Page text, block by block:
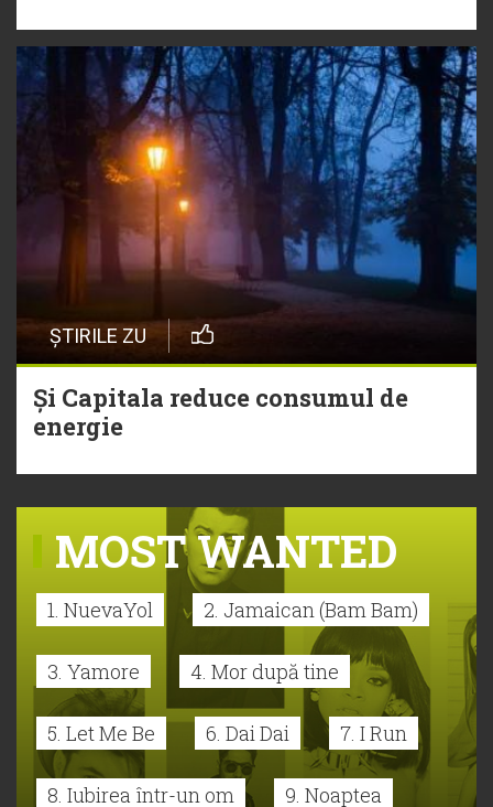
ȘTIRILE ZU
Și Capitala reduce consumul de
energie
MOST WANTED
1. NuevaYol 2. Jamaican (Bam Bam)
3. Yamore 4. Mor după tine
5. Let Me Be 6. Dai Dai 7. I Run
8. Iubirea într-un om 9. Noaptea